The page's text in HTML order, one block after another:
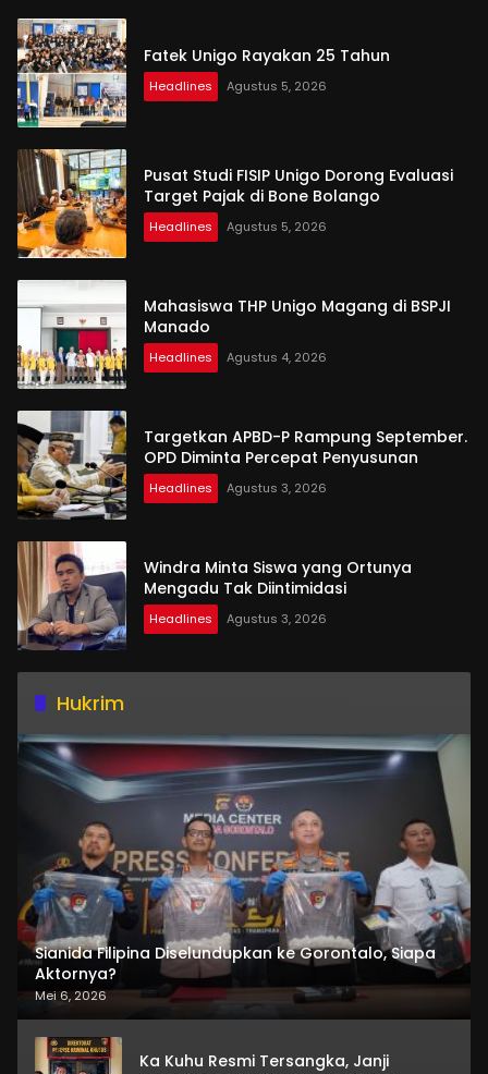
Fatek Unigo Rayakan 25 Tahun
Headlines Agustus 5, 2026
Pusat Studi FISIP Unigo Dorong Evaluasi
Target Pajak di Bone Bolango
Headlines Agustus 5, 2026
Mahasiswa THP Unigo Magang di BSPJI
Manado
Headlines Agustus 4, 2026
Targetkan APBD-P Rampung September.
OPD Diminta Percepat Penyusunan
Headlines Agustus 3, 2026
Windra Minta Siswa yang Ortunya
Mengadu Tak Diintimidasi
Headlines Agustus 3, 2026
Hukrim
Sianida Filipina Diselundupkan ke Gorontalo, Siapa
Aktornya?
Mei 6, 2026
Ka Kuhu Resmi Tersangka, Janji